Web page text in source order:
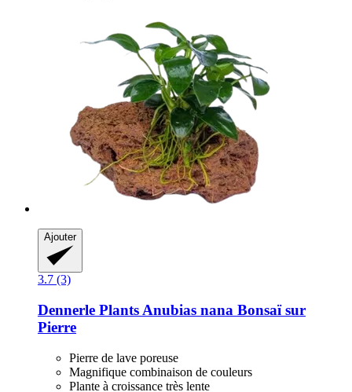
Ajouter
3.7 (3)
Dennerle Plants Anubias nana Bonsaï sur
Pierre
Pierre de lave poreuse
Magnifique combinaison de couleurs
Plante à croissance très lente